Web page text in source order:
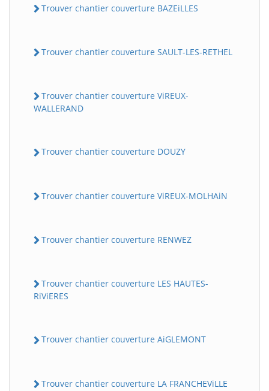
Trouver chantier couverture BAZEiLLES
Trouver chantier couverture SAULT-LES-RETHEL
Trouver chantier couverture ViREUX-
WALLERAND
Trouver chantier couverture DOUZY
Trouver chantier couverture ViREUX-MOLHAiN
Trouver chantier couverture RENWEZ
Trouver chantier couverture LES HAUTES-
RiViERES
Trouver chantier couverture AiGLEMONT
Trouver chantier couverture LA FRANCHEViLLE